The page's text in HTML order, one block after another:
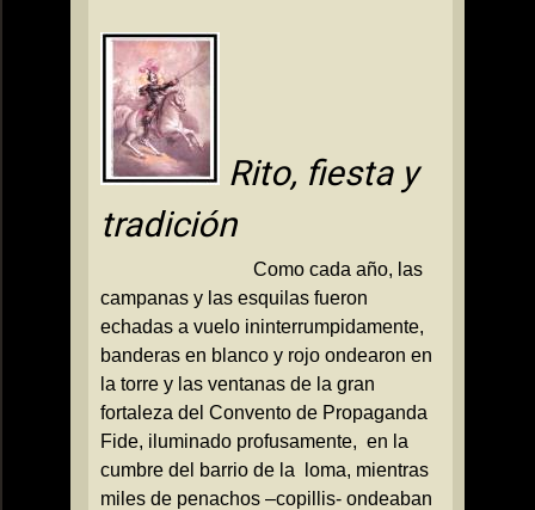
Rito, fiesta y
tradición
Como cada año, las
campanas y las esquilas fueron
echadas a vuelo ininterrumpidamente,
banderas en blanco y rojo ondearon en
la torre y las ventanas de la gran
fortaleza del Convento de Propaganda
Fide, iluminado profusamente, en la
cumbre del barrio de la
loma, mientras
miles de penachos –copillis- ondeaban